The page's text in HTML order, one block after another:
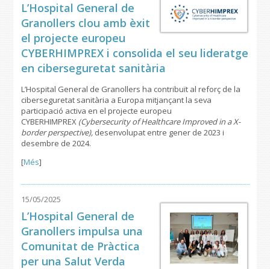
L’Hospital General de
Granollers clou amb èxit
el projecte europeu
CYBERHIMPREX i consolida el seu lideratge
en ciberseguretat sanitària
L’Hospital General de Granollers ha contribuït al reforç de la
ciberseguretat sanitària a Europa mitjançant la seva
participació activa en el projecte europeu
CYBERHIMPREX (Cybersecurity of Healthcare Improved in a X-
border perspective),desenvolupat entre gener de 2023 i
desembre de 2024.
[Més]
15/05/2025
L’Hospital General de
Granollers impulsa una
Comunitat de Pràctica
per una Salut Verda